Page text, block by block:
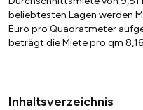
beliebtesten Lagen werden
Euro pro Quadratmeter
beträgt die Miete pro qm
Inhaltsverzeichnis